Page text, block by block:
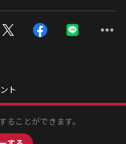
ト
ることができます。